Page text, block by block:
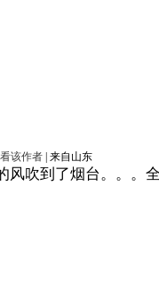
该作者 来自山东
风吹到了烟台。。。